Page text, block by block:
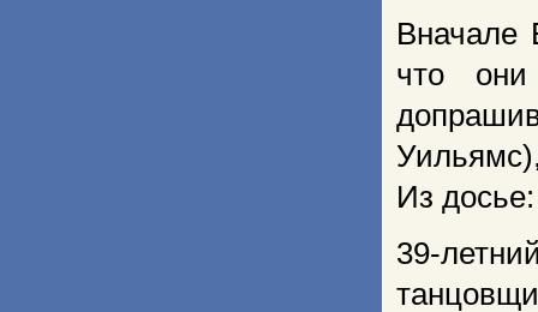
Вначале
что
Из досье:
39-